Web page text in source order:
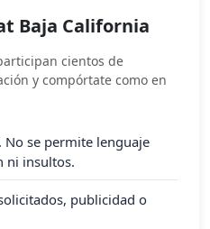
Baja California
cientos de
y compórtate como en
se permite lenguaje
ni insultos.
publicidad o